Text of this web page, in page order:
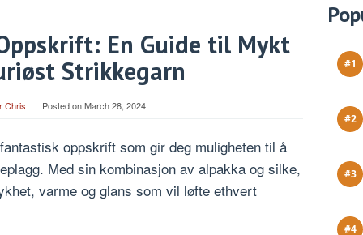
En Guide til Mykt
Strikkegarn
Chris Posted onMarch 28, 2024
oppskrift som gir deg muligheten til å
Med sin kombinasjon av alpakka og silke,
varme og glans som vil løfte ethvert